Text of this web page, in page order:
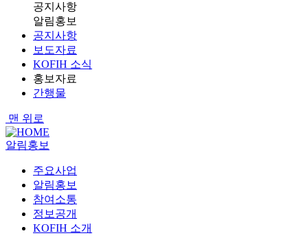
공지사항
알림홍보
공지사항
보도자료
KOFIH 소식
홍보자료
간행물
맨 위로
알림홍보
주요사업
알림홍보
참여소통
정보공개
KOFIH 소개